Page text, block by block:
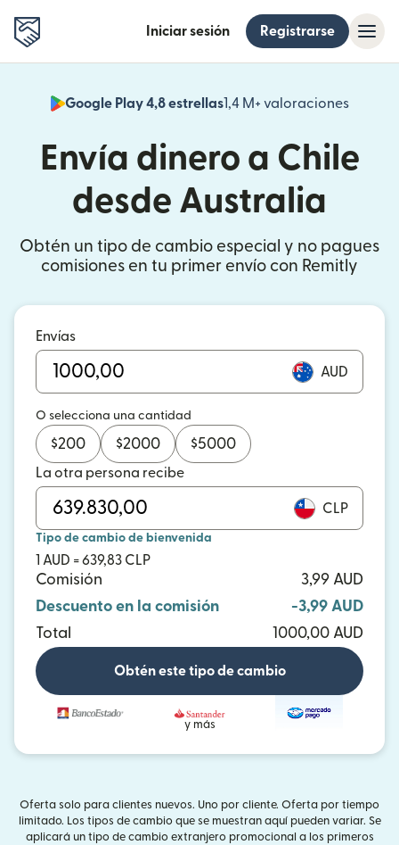
Iniciar sesión Registrarse
Google Play 4,8 estrellas1,4 M+ valoraciones
(se
Envía dinero a Chile
desde Australia
Obtén un tipo de cambio especial y no pagues
comisiones en tu primer envío con Remitly
Envías
AUD
O selecciona una cantidad
$200 $2000 $5000
La otra persona recibe
CLP
Tipo de cambio de bienvenida
1 AUD = 639,83 CLP
Comisión
3,99 AUD
Descuento en la comisión
-3,99 AUD
Total
1000,00 AUD
Obtén este tipo de cambio
y más
Oferta solo para clientes nuevos. Uno por cliente. Oferta por tiempo
limitado. Los tipos de cambio que se muestran aquí pueden variar. Se
aplicará un tipo de cambio extranjero promocional a los primeros